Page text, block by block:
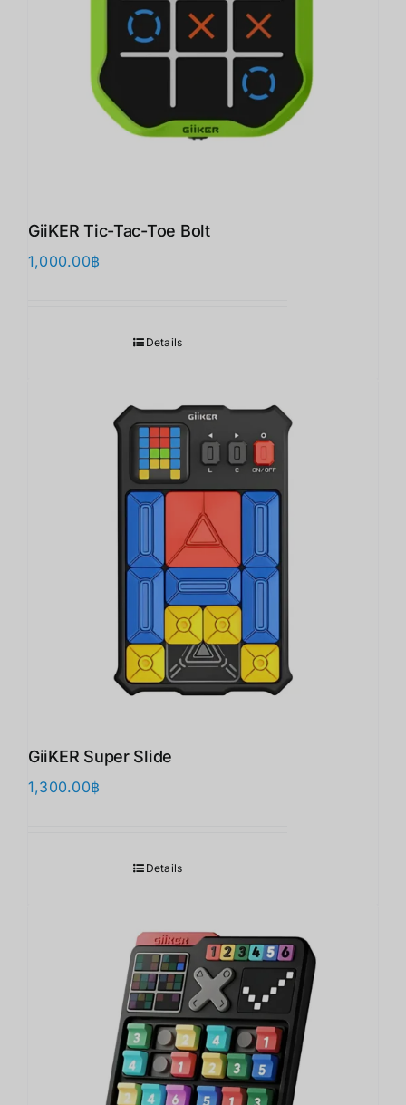
GiiKER Tic-Tac-Toe Bolt
1,000.00฿
Details
GiiKER Super Slide
1,300.00฿
Details